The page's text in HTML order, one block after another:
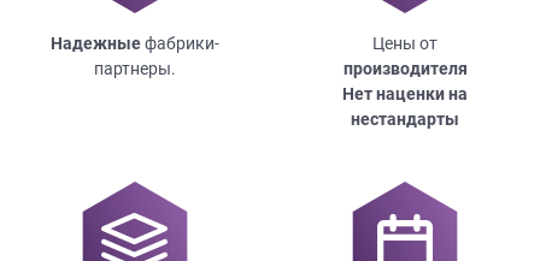
Надежныефабрики-
партнеры.
Цены от
производителя
Нет наценки на
нестандарты